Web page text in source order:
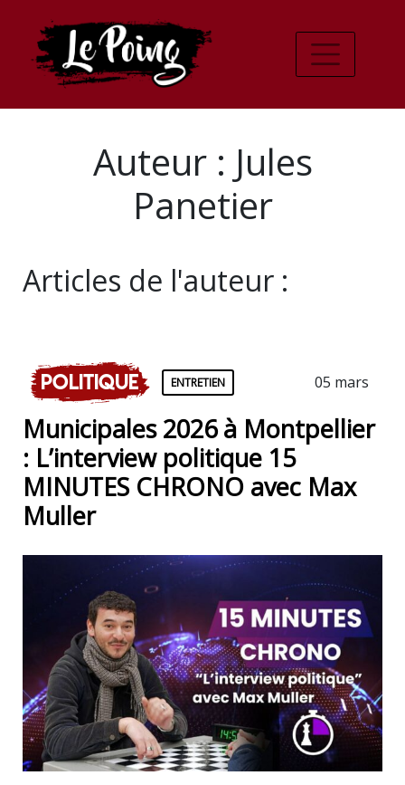
Auteur : Jules
Panetier
Articles de l'auteur :
Politique ENTRETIEN 05 mars
Municipales 2026 à Montpellier
: L’interview politique 15
MINUTES CHRONO avec Max
Muller